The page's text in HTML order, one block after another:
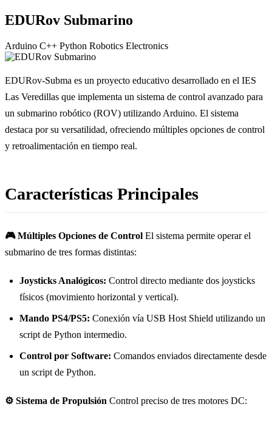
EDURov Submarino
Arduino C++ Python Robotics Electronics
EDURov-Subma es un proyecto educativo desarrollado en el IES
Las Veredillas que implementa un sistema de control avanzado para
un submarino robótico (ROV) utilizando Arduino. El sistema
destaca por su versatilidad, ofreciendo múltiples opciones de control
y retroalimentación en tiempo real.
Características Principales
🎮 Múltiples Opciones de Control El sistema permite operar el
submarino de tres formas distintas:
Joysticks Analógicos: Control directo mediante dos joysticks
físicos (movimiento horizontal y vertical).
Mando PS4/PS5: Conexión vía USB Host Shield utilizando un
script de Python intermedio.
Control por Software: Comandos enviados directamente desde
un script de Python.
⚙️ Sistema de Propulsión Control preciso de tres motores DC: